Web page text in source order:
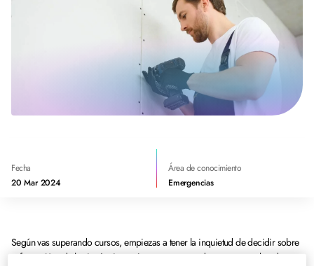
Fecha
20 Mar 2024
Área de conocimiento
Emergencias
Según vas superando cursos, empiezas a tener la inquietud de decidir sobre
tu futuro. Una de las incógnitas más comunes cuando estamos acabando